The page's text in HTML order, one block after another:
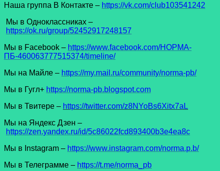
Наша группа В Контакте – https://vk.com/club103541242
Мы в Одноклассниках –
https://ok.ru/group/52452917248157
Мы в Facеbook – https://www.facebook.com/НОРМА-
ПБ-460063777515374/timeline/
Мы на Майле – https://my.mail.ru/community/norma-pb/
Мы в Гугл+ https://norma-pb.blogspot.com
Мы в Твитере – https://twitter.com/z8NYoBs6Xitx7aL
Мы на Яндекс Дзен –
https://zen.yandex.ru/id/5c86022fcd893400b3e4ea8c
Мы в Instagram – https://www.instagram.com/norma.p.b/
Мы в Телеграмме – https://t.me/norma_pb